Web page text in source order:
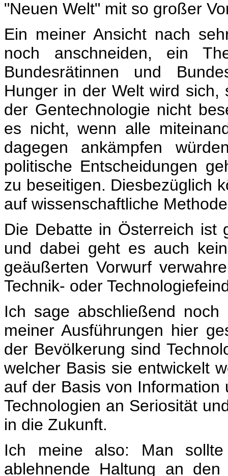
"Neuen Welt" mit so großer
Ein meiner Ansicht nach
noch anschneiden, ein
Bundesrätinnen und
Hunger in der Welt wird
der Gentechnologie nicht
es nicht, wenn alle
dagegen ankämpfen
politische Entscheidungen
zu beseitigen. Diesbezüglich
auf wissenschaftliche
Die Debatte in Österreich ist
und dabei geht es auch
geäußerten Vorwurf
Technik- oder
Ich sage abschließend
meiner Ausführungen hier
der Bevölkerung sind
welcher Basis sie entwickelt
auf der Basis von
Technologien an Seriosität
in die Zukunft.
Ich meine also: Man sollte
ablehnende Haltung an